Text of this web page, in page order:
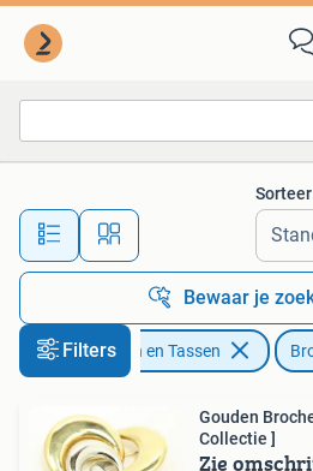
Alle afstanden…
Bewaar je
Filters
Sieraden en Tassen
Gouden Broches ? [ Bekijk Onze
Collectie ]
Zie